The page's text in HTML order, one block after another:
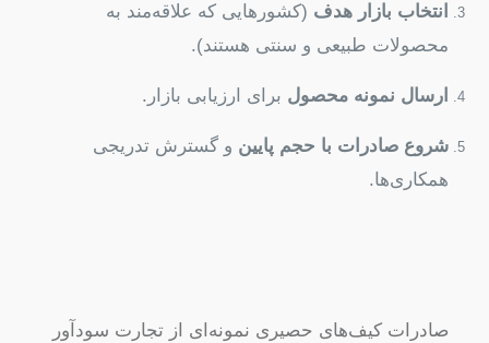
انتخاب بازار هدف (کشورهایی که علاقه‌مند به
محصولات طبیعی و سنتی هستند).
ارسال نمونه محصول برای ارزیابی بازار.
شروع صادرات با حجم پایین و گسترش تدریجی
همکاری‌ها.
صادرات کیف‌های حصیری نمونه‌ای از تجارت سودآور